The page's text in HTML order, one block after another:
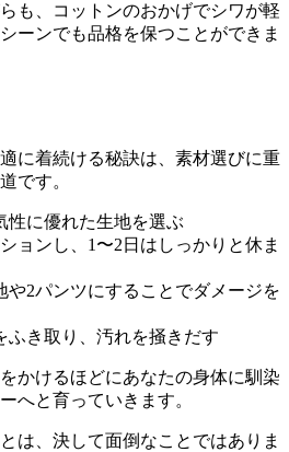
も、コットンのおかげでシワが軽
ーンでも品格を保つことができま
に着続ける秘訣は、素材選びに重
です。
性に優れた生地を選ぶ
ョンし、1〜2日はしっかりと休ま
や2パンツにすることでダメージを
ふき取り、汚れを掻きだす
かけるほどにあなたの身体に馴染
へと育っていきます。
は、決して面倒なことではありま